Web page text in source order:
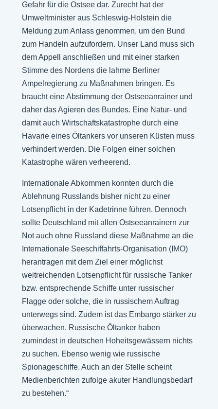
Gefahr für die Ostsee dar. Zurecht hat der
Umweltminister aus Schleswig-Holstein die
Meldung zum Anlass genommen, um den Bund
zum Handeln aufzufordern. Unser Land muss sich
dem Appell anschließen und mit einer starken
Stimme des Nordens die lahme Berliner
Ampelregierung zu Maßnahmen bringen. Es
braucht eine Abstimmung der Ostseeanrainer und
daher das Agieren des Bundes. Eine Natur- und
damit auch Wirtschaftskatastrophe durch eine
Havarie eines Öltankers vor unseren Küsten muss
verhindert werden. Die Folgen einer solchen
Katastrophe wären verheerend.
Internationale Abkommen konnten durch die
Ablehnung Russlands bisher nicht zu einer
Lotsenpflicht in der Kadetrinne führen. Dennoch
sollte Deutschland mit allen Ostseeanrainern zur
Not auch ohne Russland diese Maßnahme an die
Internationale Seeschiffahrts-Organisation (IMO)
herantragen mit dem Ziel einer möglichst
weitreichenden Lotsenpflicht für russische Tanker
bzw. entsprechende Schiffe unter russischer
Flagge oder solche, die in russischem Auftrag
unterwegs sind. Zudem ist das Embargo stärker zu
überwachen. Russische Öltanker haben
zumindest in deutschen Hoheitsgewässern nichts
zu suchen. Ebenso wenig wie russische
Spionageschiffe. Auch an der Stelle scheint
Medienberichten zufolge akuter Handlungsbedarf
zu bestehen.“